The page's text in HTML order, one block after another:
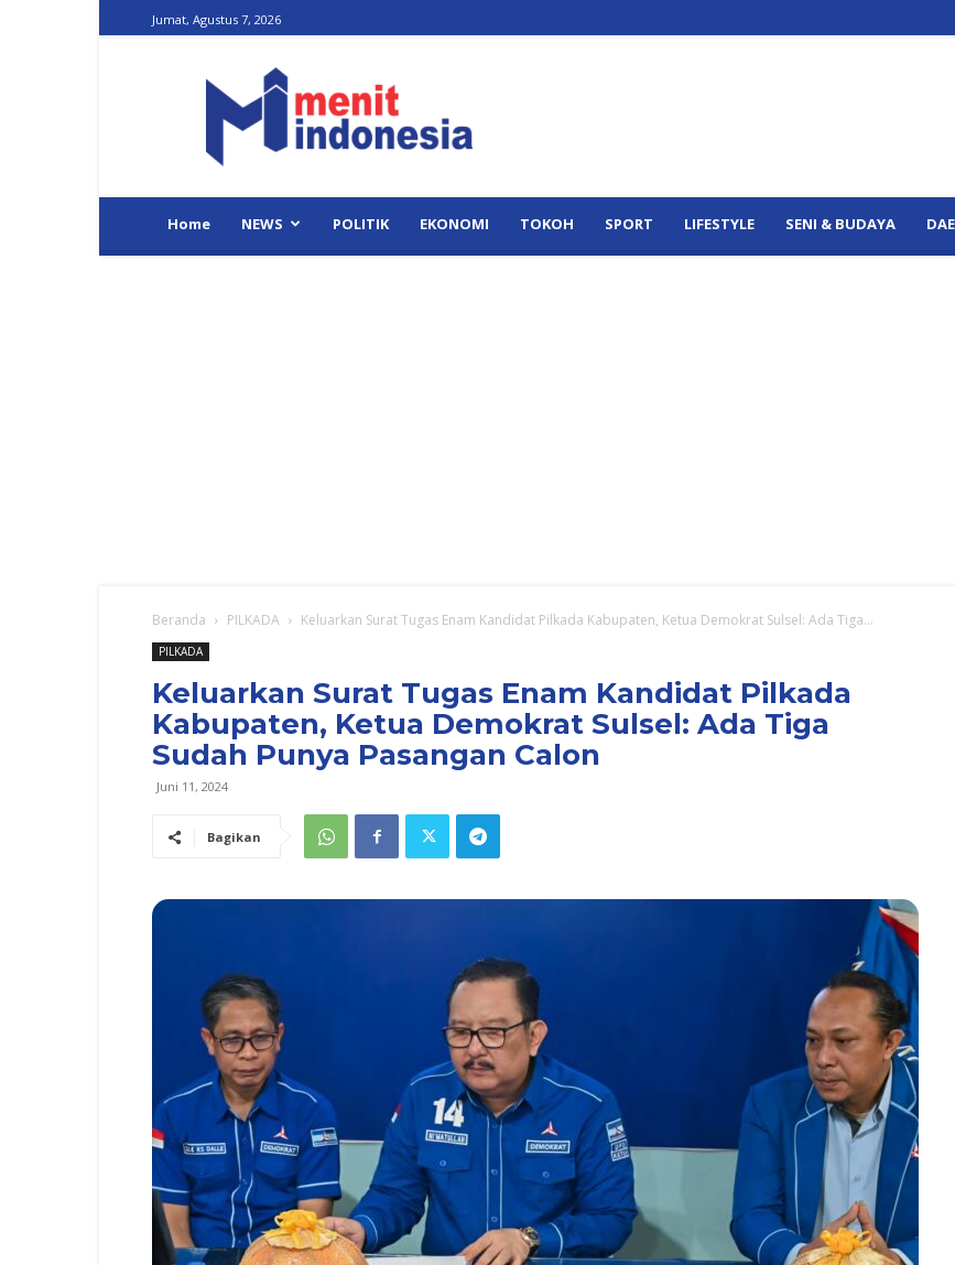
Jumat, Agustus 7, 2026
Indonesia
Home NEWS POLITIK EKONOMI TOKOH SPORT LIFESTYLE SENI & BUDAYA
Beranda PILKADA Keluarkan Surat Tugas Enam Kandidat Pilkada Kabupaten, Ketua Demokrat Sulsel: Ada Tiga...
PILKADA
Keluarkan Surat Tugas Enam Kandidat Pilkada
Kabupaten, Ketua Demokrat Sulsel: Ada Tiga
Sudah Punya Pasangan Calon
Juni 11, 2024
Bagikan